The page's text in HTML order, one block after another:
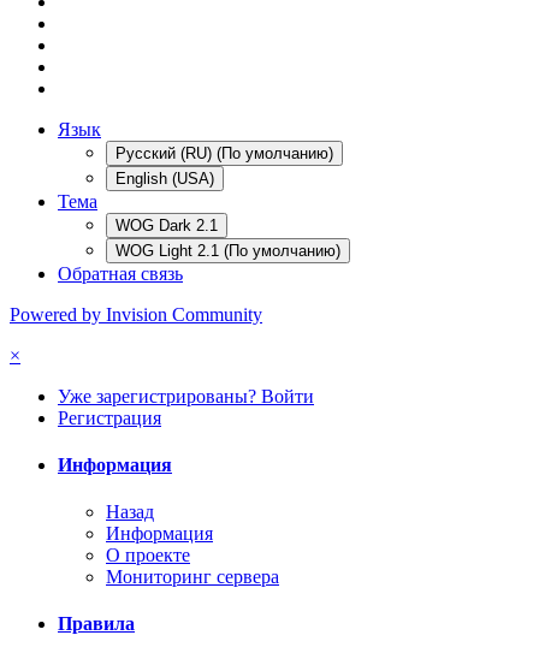
Язык
Русский (RU) (По умолчанию)
English (USA)
Тема
WOG Dark 2.1
WOG Light 2.1 (По умолчанию)
Обратная связь
Powered by Invision Community
×
Уже зарегистрированы? Войти
Регистрация
Информация
Назад
Информация
О проекте
Мониторинг сервера
Правила